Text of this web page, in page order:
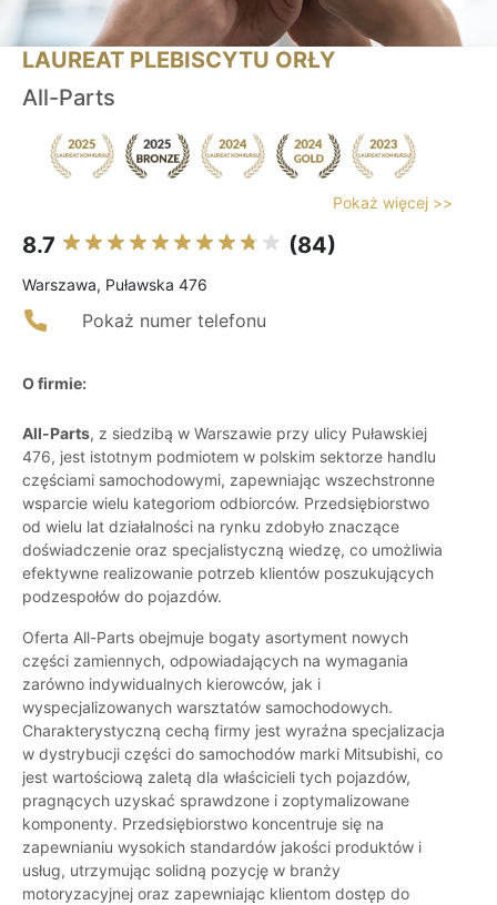
LAUREAT PLEBISCYTU ORŁY
All-Parts
Pokaż więcej >>
8.7 (84)
Warszawa, Puławska 476
Pokaż numer telefonu
O firmie:
All-Parts, z siedzibą w Warszawie przy ulicy Puławskiej
476, jest istotnym podmiotem w polskim sektorze handlu
częściami samochodowymi, zapewniając wszechstronne
wsparcie wielu kategoriom odbiorców. Przedsiębiorstwo
od wielu lat działalności na rynku zdobyło znaczące
doświadczenie oraz specjalistyczną wiedzę, co umożliwia
efektywne realizowanie potrzeb klientów poszukujących
podzespołów do pojazdów.
Oferta All-Parts obejmuje bogaty asortyment nowych
części zamiennych, odpowiadających na wymagania
zarówno indywidualnych kierowców, jak i
wyspecjalizowanych warsztatów samochodowych.
Charakterystyczną cechą firmy jest wyraźna specjalizacja
w dystrybucji części do samochodów marki Mitsubishi, co
jest wartościową zaletą dla właścicieli tych pojazdów,
pragnących uzyskać sprawdzone i zoptymalizowane
komponenty. Przedsiębiorstwo koncentruje się na
zapewnianiu wysokich standardów jakości produktów i
usług, utrzymując solidną pozycję w branży
motoryzacyjnej oraz zapewniając klientom dostęp do